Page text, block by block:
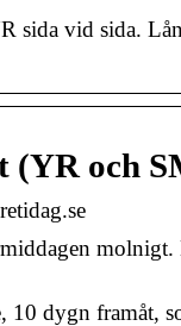
vid sida.
(YR och
dygn framåt,